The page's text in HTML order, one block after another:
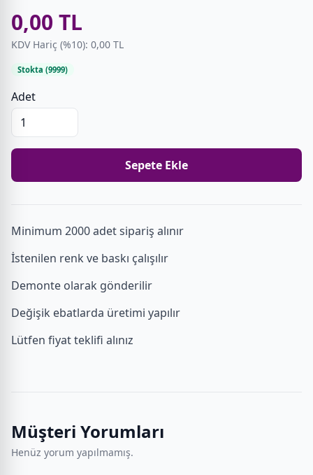
0,00 TL
KDV Hariç (%10): 0,00 TL
Stokta (9999)
Adet
Sepete Ekle
Minimum 2000 adet sipariş alınır
İstenilen renk ve baskı çalışılır
Demonte olarak gönderilir
Değişik ebatlarda üretimi yapılır
Lütfen fiyat teklifi alınız
Müşteri Yorumları
Henüz yorum yapılmamış.